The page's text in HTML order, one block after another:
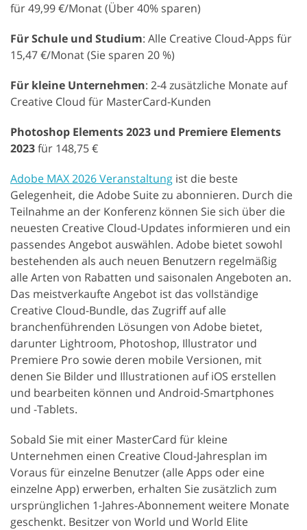
für 49,99 €/Monat (Über 40% sparen)
Für Schule und Studium: Alle Creative Cloud-Apps für
15,47 €/Monat (Sie sparen 20 %)
Für kleine Unternehmen: 2-4 zusätzliche Monate auf
Creative Cloud für MasterCard-Kunden
Photoshop Elements 2023 und Premiere Elements
2023für 148,75 €
Adobe MAX 2026 Veranstaltung ist die beste
Gelegenheit, die Adobe Suite zu abonnieren. Durch die
Teilnahme an der Konferenz können Sie sich über die
neuesten Creative Cloud-Updates informieren und ein
passendes Angebot auswählen. Adobe bietet sowohl
bestehenden als auch neuen Benutzern regelmäßig
alle Arten von Rabatten und saisonalen Angeboten an.
Das meistverkaufte Angebot ist das vollständige
Creative Cloud-Bundle, das Zugriff auf alle
branchenführenden Lösungen von Adobe bietet,
darunter Lightroom, Photoshop, Illustrator und
Premiere Pro sowie deren mobile Versionen, mit
denen Sie Bilder und Illustrationen auf iOS erstellen
und bearbeiten können und Android-Smartphones
und -Tablets.
Sobald Sie mit einer MasterCard für kleine
Unternehmen einen Creative Cloud-Jahresplan im
Voraus für einzelne Benutzer (alle Apps oder eine
einzelne App) erwerben, erhalten Sie zusätzlich zum
ursprünglichen 1-Jahres-Abonnement weitere Monate
geschenkt. Besitzer von World und World Elite